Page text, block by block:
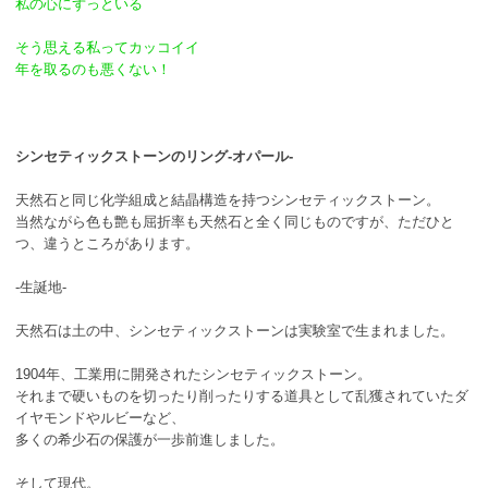
私の心にずっといる
そう思える私ってカッコイイ
年を取るのも悪くない！
シンセティックストーンのリング-オパール-
天然石と同じ化学組成と結晶構造を持つシンセティックストーン。
当然ながら色も艶も屈折率も天然石と全く同じものですが、ただひと
つ、違うところがあります。
-生誕地-
天然石は土の中、シンセティックストーンは実験室で生まれました。
1904年、工業用に開発されたシンセティックストーン。
それまで硬いものを切ったり削ったりする道具として乱獲されていたダ
イヤモンドやルビーなど、
多くの希少石の保護が一歩前進しました。
そして現代。